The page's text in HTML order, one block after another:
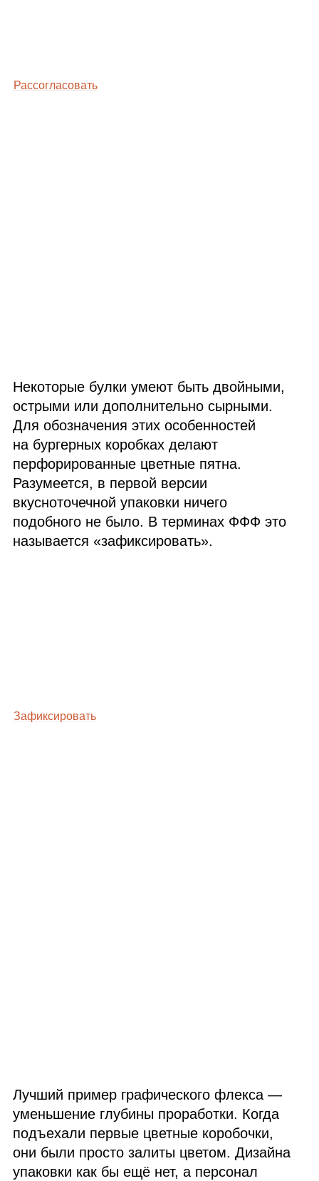
Рассогласовать
Некоторые булки умеют быть двойными,
острыми или дополнительно сырными.
Для обозначения этих особенностей
на бургерных коробках делают
перфорированные цветные пятна.
Разумеется, в первой версии
вкусноточечной упаковки ничего
подобного не было. В терминах ФФФ это
называется «зафиксировать».
Зафиксировать
Лучший пример графического флекса —
уменьшение глубины проработки. Когда
подъехали первые цветные коробочки,
они были просто залиты цветом. Дизайна
упаковки как бы ещё нет, а персонал